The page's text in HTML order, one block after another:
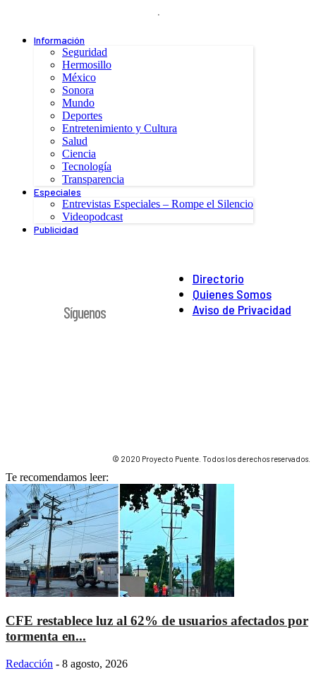
.
Información
Seguridad
Hermosillo
México
Sonora
Mundo
Deportes
Entretenimiento y Cultura
Salud
Ciencia
Tecnología
Transparencia
Especiales
Entrevistas Especiales – Rompe el Silencio
Videopodcast
Publicidad
Directorio
Quienes Somos
Aviso de Privacidad
Síguenos
© 2020 Proyecto Puente. Todos los derechos reservados.
Te recomendamos leer:
CFE restablece luz al 62% de usuarios afectados por
tormenta en...
Redacción - 8 agosto, 2026